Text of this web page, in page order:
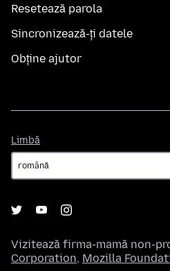
Resetează parola
Sincronizează-ți datele
Obține ajutor
Limbă
Vizitează firma-mamă non-
Corporation, Mozilla